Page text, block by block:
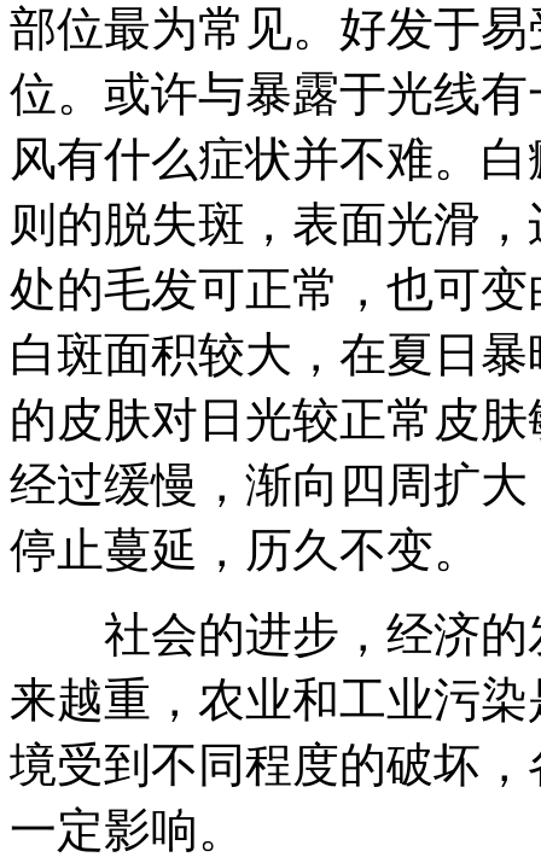
部位最为常见。好发于
位。或许与暴露于光线
风有什么症状并不难。
则的脱失斑，表面光滑
处的毛发可正常，也可
白斑面积较大，在夏日
的皮肤对日光较正常皮
经过缓慢，渐向四周扩
停止蔓延，历久不变。
社会的进步，经济的
来越重，农业和工业污
境受到不同程度的破坏
一定影响。